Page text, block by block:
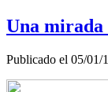
Una mirada
Publicado el 05/01/